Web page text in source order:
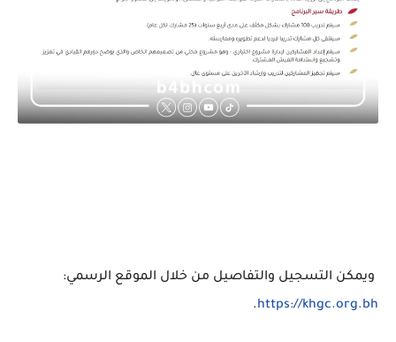
ويمكن التسجيل والتفاصيل من خلال الموقع الرسمي:
https://khgc.org.bh
.